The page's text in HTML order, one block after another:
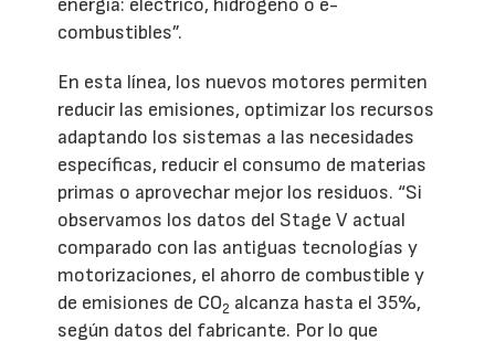
energía: eléctrico, hidrógeno o e-
combustibles”.
En esta línea, los nuevos motores permiten
reducir las emisiones, optimizar los recursos
adaptando los sistemas a las necesidades
específicas, reducir el consumo de materias
primas o aprovechar mejor los residuos. “Si
observamos los datos del Stage V actual
comparado con las antiguas tecnologías y
motorizaciones, el ahorro de combustible y
de emisiones de CO2 alcanza hasta el 35%,
según datos del fabricante. Por lo que